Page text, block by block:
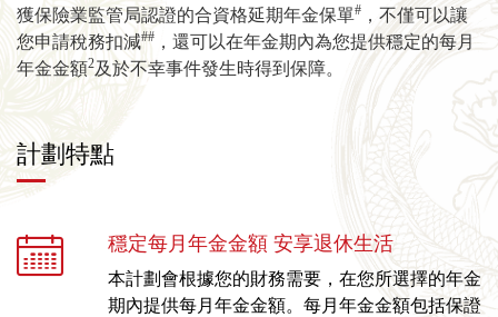
獲保險業監管局認證的合資格延期年金保單# ，不僅可以讓
您申請稅務扣減## ，還可以在年金期內為您提供穩定的每月
年金金額2及於不幸事件發生時得到保障。
計劃特點
穩定每月年金金額 安享退休生活
本計劃會根據您的財務需要，在您所選擇的年金
期內提供每月年金金額。每月年金金額包括保證